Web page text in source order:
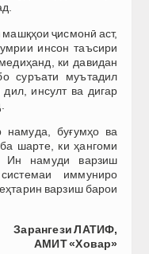
ҷисмонӣ аст,
инсон таъсири
ки давидан
суръати муътадил
инсулт ва дигар
намуда, буғумҳо ва
шарте, ки ҳангоми
Ин намуди варзиш
иммуниро
варзиш барои
Зарангези ЛАТИФ,
АМИТ «Ховар»